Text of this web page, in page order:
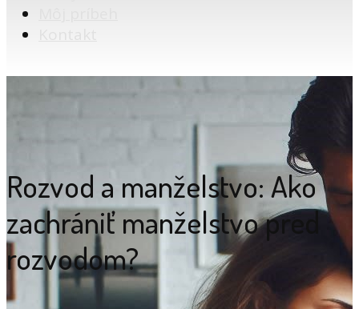
Rozvod a manželstvo: Ako
zachrániť manželstvo pred
rozvodom?